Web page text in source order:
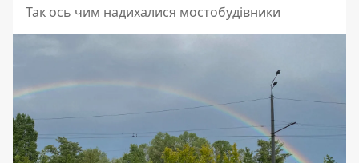
Так ось чим надихалися мостобудівники